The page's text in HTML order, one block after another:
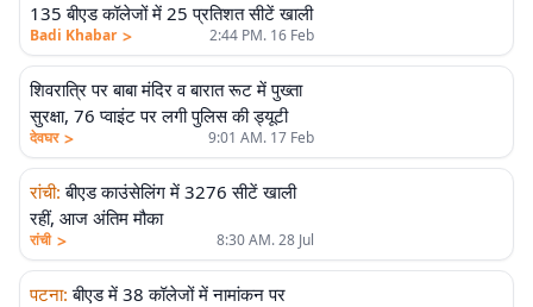
135 बीएड कॉलेजों में 25 प्रतिशत सीटें खाली
Badi Khabar > 2:44 PM. 16 Feb
शिवरात्रि पर बाबा मंदिर व बारात रूट में पुख्ता
सुरक्षा, 76 प्वाइंट पर लगी पुलिस की ड्यूटी
देवघर > 9:01 AM. 17 Feb
रांची: बीएड काउंसेलिंग में 3276 सीटें खाली
रहीं, आज अंतिम मौका
रांची > 8:30 AM. 28 Jul
पटना: बीएड में 38 कॉलेजों में नामांकन पर